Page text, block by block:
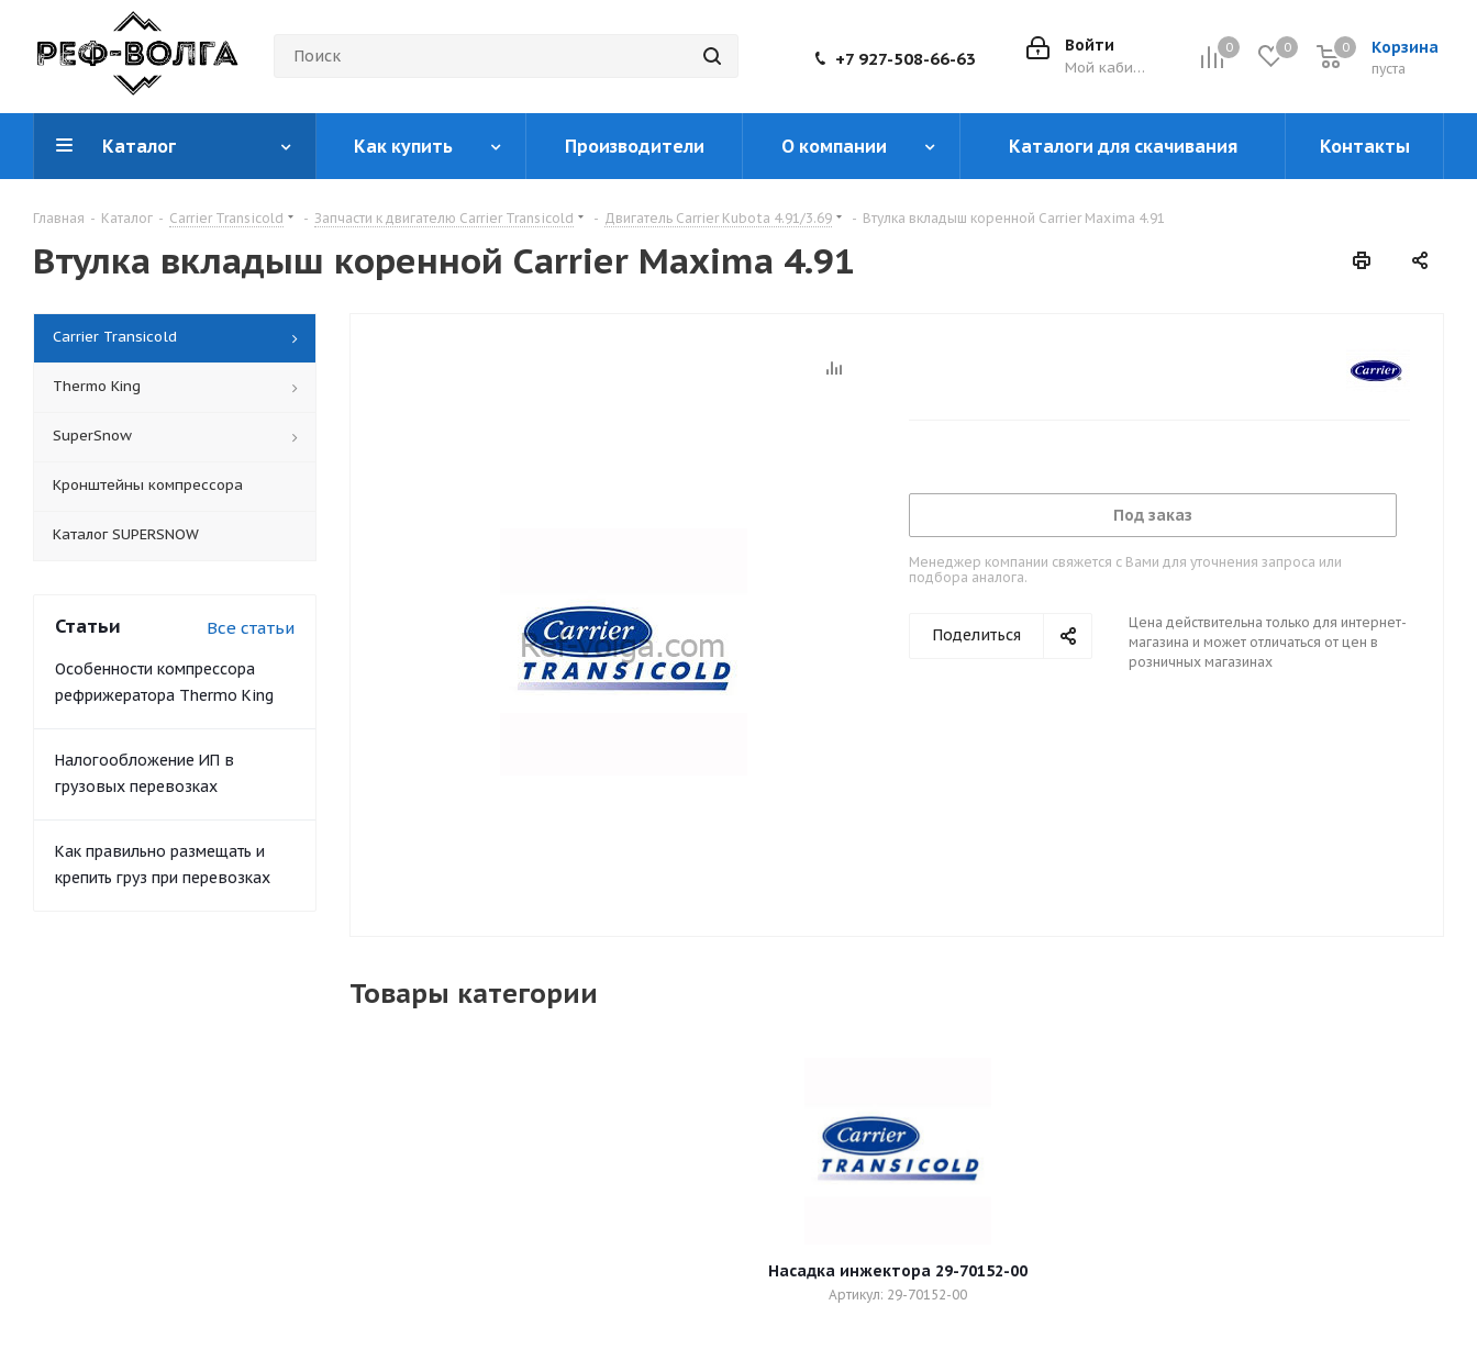
0 0 Корзина
0
пуста
0
Войти
Мой кабинет
+7 927-508-66-63
Каталог Как купить Производители О компании Каталоги для скачивания Контакты
Главная - Каталог - Carrier Transicold - Запчасти к двигателю Carrier Transicold - Двигатель Carrier Kubota 4.91/3.69 - Втулка вкладыш коренной Carrier Maxima 4.91
Втулка вкладыш коренной Carrier Maxima 4.91
Под заказ
Менеджер компании свяжется с Вами для уточнения запроса или
подбора аналога.
Поделиться
Цена действительна только для интернет-
магазина и может отличаться от цен в
розничных магазинах
Товары категории
Насадка инжектора 29-70152-00
Артикул: 29-70152-00
Carrier Transicold
Thermo King
SuperSnow
Кронштейны компрессора
Каталог SUPERSNOW
Статьи Все статьи
Особенности компрессора
рефрижератора Thermo King
Налогообложение ИП в
грузовых перевозках
Как правильно размещать и
крепить груз при перевозках